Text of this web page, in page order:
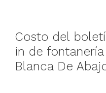
Costo del
in de fontanería
Blanca De